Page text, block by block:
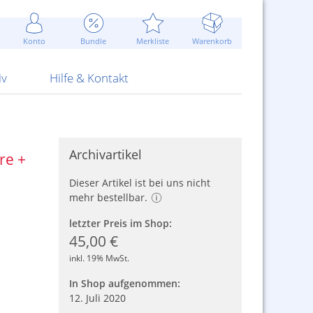
Konto Bundle Merkliste Warenkorb
Attrappen Blitzschnell...
Sommerpreise u.v.m.
ARS Pirotecnia
Hilfe & Kontakt
Kontaktformular
AGB
+
Archivartikel
Dieser Artikel ist bei uns nicht
mehr bestellbar.
letzter Preis im Shop:
45,00 €
inkl. 19% MwSt.
In Shop aufgenommen:
12. Juli 2020